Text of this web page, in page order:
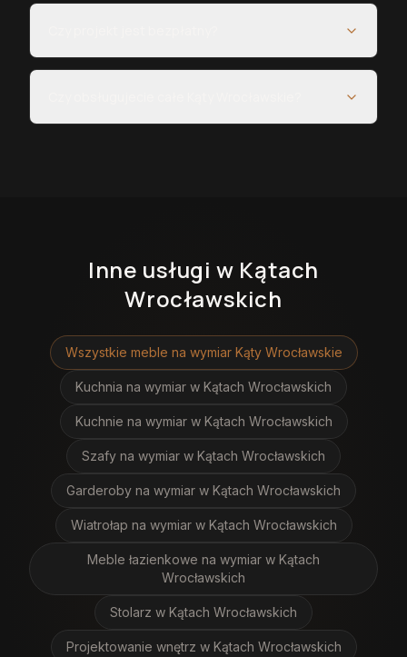
Inne usługiw Kątach
Wrocławskich
Wszystkie meble na wymiar Kąty Wrocławskie
Kuchnia na wymiar w Kątach Wrocławskich
Kuchnie na wymiar w Kątach Wrocławskich
Szafy na wymiar w Kątach Wrocławskich
Garderoby na wymiar w Kątach Wrocławskich
Wiatrołap na wymiar w Kątach Wrocławskich
Meble łazienkowe na wymiar w Kątach
Wrocławskich
Stolarz w Kątach Wrocławskich
Projektowanie wnętrz w Kątach Wrocławskich